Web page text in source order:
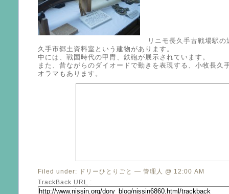
リニモ長久手古戦場駅の
久手市郷土資料室という建物があります。
中には、戦国時代の甲冑、鉄砲が展示されています。
また、昔ながらのダイオードで動きを表現する、小牧長久
オラマもあります。
Filed under: ドリーひとりごと — 管理人 @ 12:00 AM
TrackBack URL :